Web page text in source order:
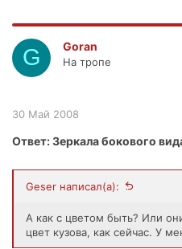
G Goran
На тропе
30 Май 2008
Ответ: Зеркала бокового
Geser написал(а):
А как с цветом быть? Или
цвет кузова, как сейчас. У